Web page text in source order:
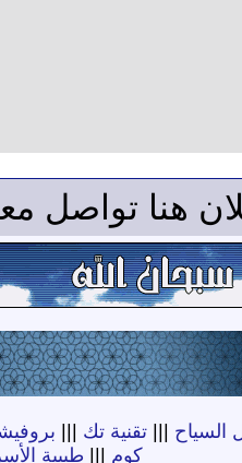
هنا تواصل
السياح |||تقنية تك
كوم
طبيبة